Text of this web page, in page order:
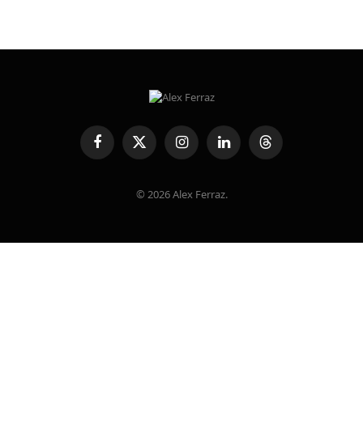
FacebookX
(Twitter)
InstagramLinkedInThreads
© 2026 Alex Ferraz.